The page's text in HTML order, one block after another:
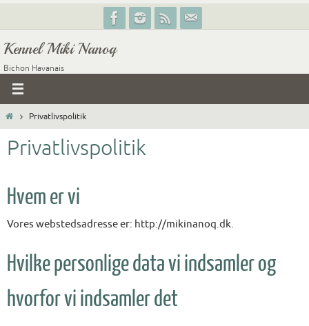
to
content
Kennel Miki Nanoq
Bichon Havanais
HomePrivatlivspolitik
Privatlivspolitik
Hvem er vi
Vores webstedsadresse er: http://mikinanoq.dk.
Hvilke personlige data vi indsamler og
hvorfor vi indsamler det